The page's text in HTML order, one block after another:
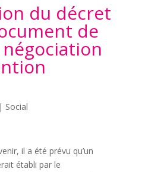
du décret
de
| Social
il a été prévu qu’un
établi par le